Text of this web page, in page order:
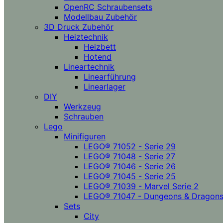
OpenRC Schraubensets
Modellbau Zubehör
3D Druck Zubehör
Heiztechnik
Heizbett
Hotend
Lineartechnik
Linearführung
Linearlager
DIY
Werkzeug
Schrauben
Lego
Minifiguren
LEGO® 71052 - Serie 29
LEGO® 71048 - Serie 27
LEGO® 71046 - Serie 26
LEGO® 71045 - Serie 25
LEGO® 71039 - Marvel Serie 2
LEGO® 71047 - Dungeons & Dragons
Sets
City